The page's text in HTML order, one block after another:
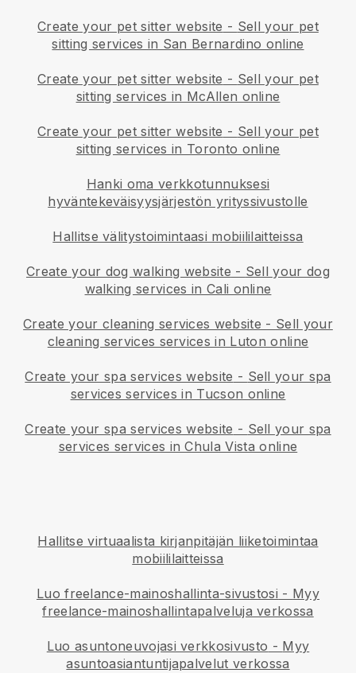
Create your pet sitter website - Sell your pet
sitting services in San Bernardino online
Create your pet sitter website - Sell your pet
sitting services in McAllen online
Create your pet sitter website - Sell your pet
sitting services in Toronto online
Hanki oma verkkotunnuksesi
hyväntekeväisyysjärjestön yrityssivustolle
Hallitse välitystoimintaasi mobiililaitteissa
Create your dog walking website - Sell your dog
walking services in Cali online
Create your cleaning services website - Sell your
cleaning services services in Luton online
Create your spa services website - Sell your spa
services services in Tucson online
Create your spa services website - Sell your spa
services services in Chula Vista online
Hallitse virtuaalista kirjanpitäjän liiketoimintaa
mobiililaitteissa
Luo freelance-mainoshallinta-sivustosi - Myy
freelance-mainoshallintapalveluja verkossa
Luo asuntoneuvojasi verkkosivusto - Myy
asuntoasiantuntijapalvelut verkossa